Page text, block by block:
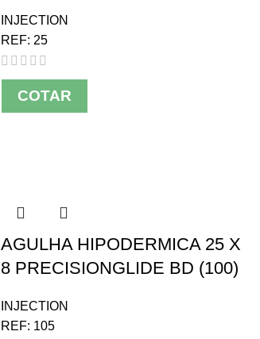
INJECTION
REF: 25
COTAR
AGULHA HIPODERMICA 25 X
8 PRECISIONGLIDE BD (100)
INJECTION
REF: 105